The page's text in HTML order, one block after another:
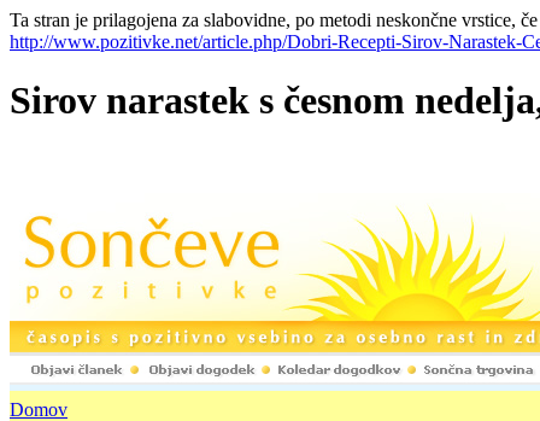
Ta stran je prilagojena za slabovidne, po metodi neskončne vrstice,
http://www.pozitivke.net/article.php/Dobri-Recepti-Sirov-Narastek-
Sirov narastek s česnom
Domov